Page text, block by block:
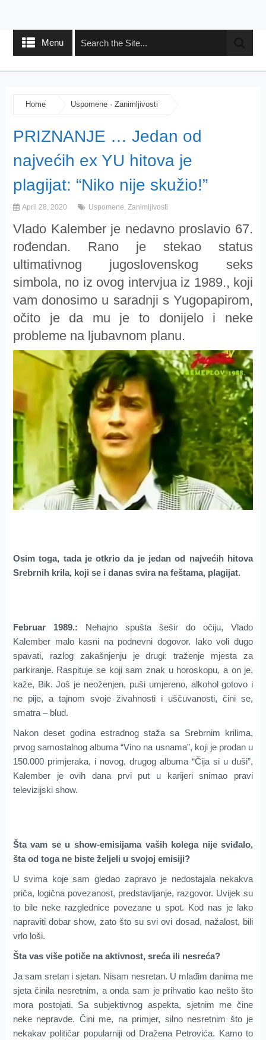
Menu
Home Uspomene· Zanimljivosti
PRIZNANJE … Jedan od
najvećih ex YU hitova je
plagijat: “Niko nije skužio!”
April 28, 2020 Uspomene, Zanimljivosti
Vlado Kalember je nedavno proslavio 67.
rođendan. Rano je stekao status
ultimativnog jugoslovenskog seks
simbola, no iz ovog intervjua iz 1989., koji
vam donosimo u saradnji s Yugopapirom,
očito je da mu je to donijelo i neke
probleme na ljubavnom planu.
Osim toga, tada je otkrio da je jedan od najvećih hitova
Srebrnih krila, koji se i danas svira na feštama, plagijat.
Februar 1989.: Nehajno spušta šešir do očiju, Vlado
Kalember malo kasni na podnevni dogovor. Iako voli dugo
spavati, razlog zakašnjenju je drugi: traženje mjesta za
parkiranje. Raspituje se koji sam znak u horoskopu, a on je,
kaže, Bik. Još je neoženjen, puši umjereno, alkohol gotovo i
ne pije, a tajnom svoje živahnosti i uščuvanosti, čini se,
smatra – blud.
Nakon deset godina estradnog staža sa Srebrnim krilima,
prvog samostalnog albuma “Vino na usnama”, koji je prodan u
150.000 primjeraka, i novog, drugog albuma “Čija si u duši”,
Kalember je ovih dana prvi put u karijeri snimao pravi
televizijski show.
Šta vam se u show-emisijama vaših kolega nije sviđalo,
šta od toga ne biste željeli u svojoj emisiji?
U svima koje sam gledao zapravo je nedostajala nekakva
priča, logična povezanost, predstavljanje, razgovor. Uvijek su
to bile neke razglednice povezane u spot. Kod nas je lako
napraviti dobar show, zato što su svi ovi dosad, nažalost, bili
vrlo loši.
Šta vas više potiče na aktivnost, sreća ili nesreća?
Ja sam sretan i sjetan. Nisam nesretan. U mlađim danima me
sjeta činila nesretnim, a onda sam je prihvatio kao nešto što
mora postojati. Sa subjektivnog aspekta, sjetnim me čine
neke nepravde. Čini me, na primjer, silno nesretnim što je
nekakav političar popularniji od Dražena Petrovića. Kamo to